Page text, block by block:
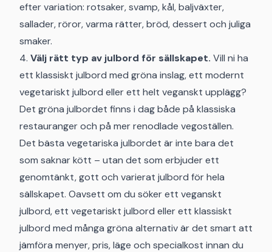
efter variation: rotsaker, svamp, kål, baljväxter,
sallader, röror, varma rätter, bröd, dessert och juliga
smaker.
4. Välj rätt typ av julbord för sällskapet. Vill ni ha
ett klassiskt julbord med gröna inslag, ett modernt
vegetariskt julbord eller ett helt veganskt upplägg?
Det gröna julbordet finns i dag både på klassiska
restauranger och på mer renodlade vegoställen.
Det bästa vegetariska julbordet är inte bara det
som saknar kött – utan det som erbjuder ett
genomtänkt, gott och varierat julbord för hela
sällskapet. Oavsett om du söker ett veganskt
julbord, ett vegetariskt julbord eller ett klassiskt
julbord med många gröna alternativ är det smart att
jämföra menyer, pris, läge och specialkost innan du